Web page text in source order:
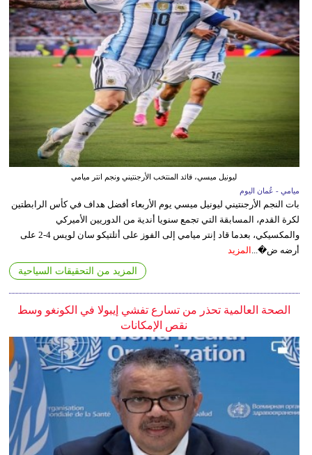
ليونيل ميسي، قائد المنتخب الأرجنتيني ونجم انتر ميامي
ميامي - عُمان اليوم
بات النجم الأرجنتيني ليونيل ميسي يوم الأربعاء أفضل هداف في كأس الرابطتين
لكرة القدم، المسابقة التي تجمع سنويا أندية من الدوريين الأميركي
والمكسيكي، بعدما قاد إنتر ميامي إلى الفوز على أتلتيكو سان لويس 4-2 على
أرضه ض�... المزيد
المزيد من التحقيقات السياحية
الصحة العالمية تحذر من تسارع تفشي إيبولا في الكونغو وسط
نقص الإمكانات